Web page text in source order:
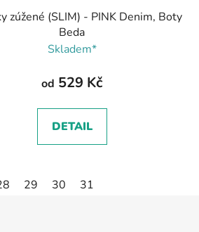
zúžené (SLIM) - PINK Denim, Boty
Beda
Skladem*
od 529 Kč
DETAIL
29 30 31